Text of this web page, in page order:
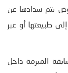
لسنة 2020 أو كقروض يتم سدادها عن
طبيعتها أو عبر
المبرمة داخل